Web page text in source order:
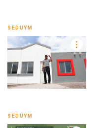
SEDUYM
SEDUYM